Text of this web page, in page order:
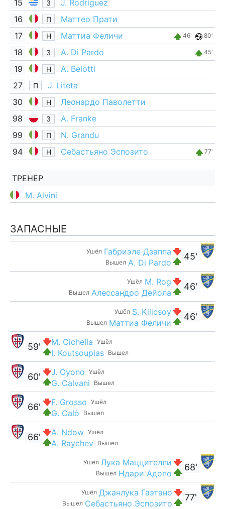
15 З
J. Rodríguez
16
П
Маттео Прати
17
Н Маттиа Феличи 46' 80'
18 З A. Di Pardo 45'
19 Н
A. Belotti
27
П
J. Liteta
30
Н
Леонардо Паволетти
98
З
A. Franke
99
П
N. Grandu
94
Н Себастьяно Эспозито 77'
ТРЕНЕР
M. Alvini
ЗАПАСНЫЕ
45'
Ушёл Габриэле Дзаппа
Вышел A. Di Pardo
46'
Ушёл M. Rog
Вышел Алессандро Дейола
46'
Ушёл S. Kilicsoy
Вышел Маттиа Феличи
Ушёл
M. Cichella
Вышел
I. Koutsoupias
59'
Ушёл
J. Oyono
Вышел
G. Calvani
60'
Ушёл
F. Grosso
Вышел
G. Calò
66'
Ушёл
A. Ndow
Вышел
A. Raychev
66'
68'
Ушёл Лука Маццителли
Вышел Ндари Адопо
77'
Ушёл Джанлука Гаэтано
Вышел Себастьяно Эспозито